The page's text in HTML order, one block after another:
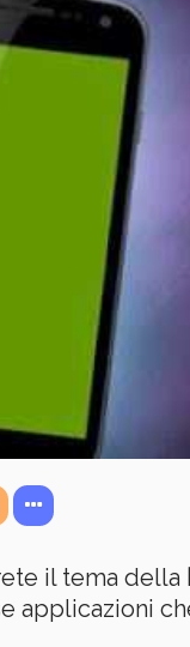
il tema della
applicazioni